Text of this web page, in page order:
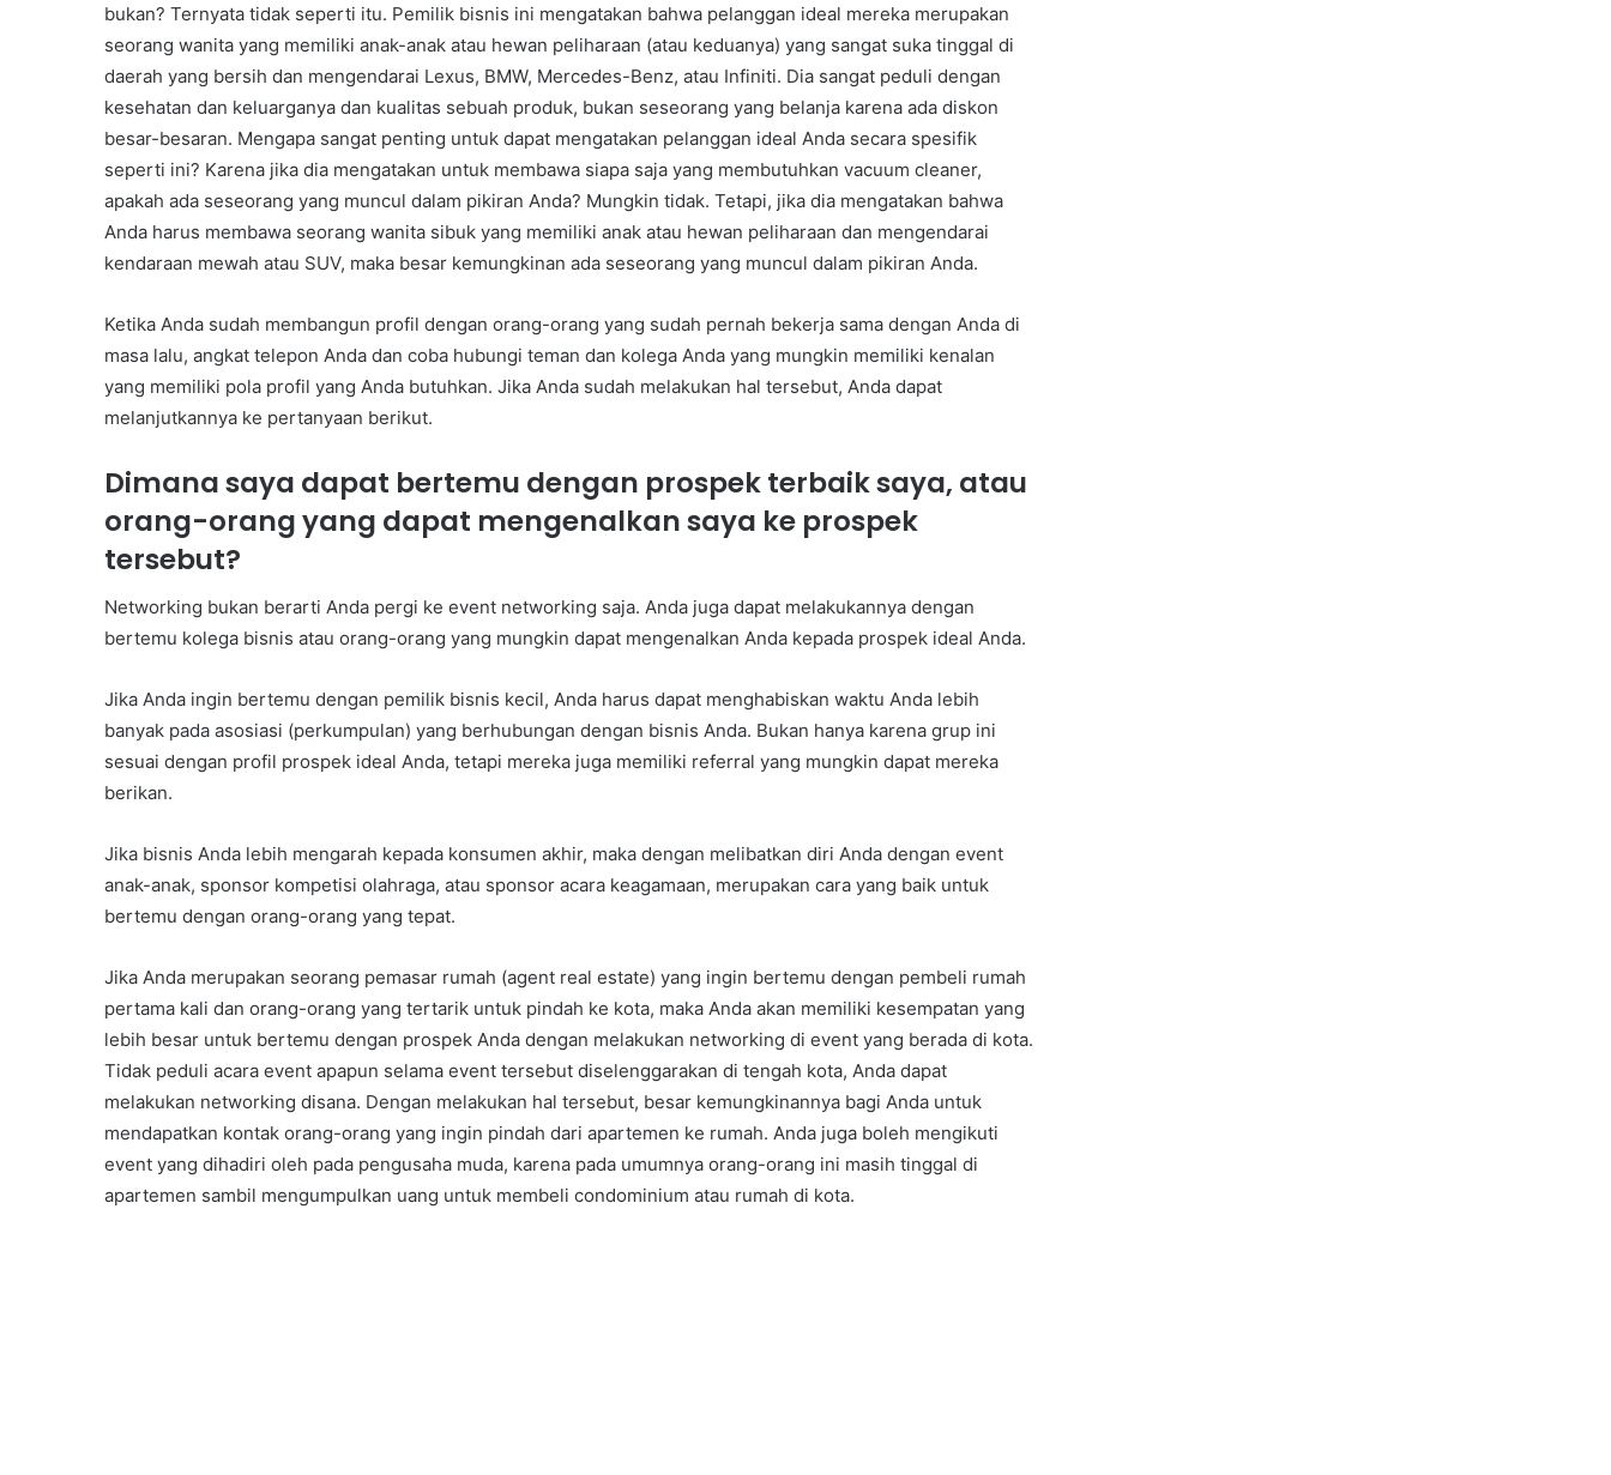
bukan? Ternyata tidak seperti itu. Pemilik bisnis ini mengatakan bahwa pelanggan ideal mereka merupakan
seorang wanita yang memiliki anak-anak atau hewan peliharaan (atau keduanya) yang sangat suka tinggal di
daerah yang bersih dan mengendarai Lexus, BMW, Mercedes-Benz, atau Infiniti. Dia sangat peduli dengan
kesehatan dan keluarganya dan kualitas sebuah produk, bukan seseorang yang belanja karena ada diskon
besar-besaran. Mengapa sangat penting untuk dapat mengatakan pelanggan ideal Anda secara spesifik
seperti ini? Karena jika dia mengatakan untuk membawa siapa saja yang membutuhkan vacuum cleaner,
apakah ada seseorang yang muncul dalam pikiran Anda? Mungkin tidak. Tetapi, jika dia mengatakan bahwa
Anda harus membawa seorang wanita sibuk yang memiliki anak atau hewan peliharaan dan mengendarai
kendaraan mewah atau SUV, maka besar kemungkinan ada seseorang yang muncul dalam pikiran Anda.
Ketika Anda sudah membangun profil dengan orang-orang yang sudah pernah bekerja sama dengan Anda di
masa lalu, angkat telepon Anda dan coba hubungi teman dan kolega Anda yang mungkin memiliki kenalan
yang memiliki pola profil yang Anda butuhkan. Jika Anda sudah melakukan hal tersebut, Anda dapat
melanjutkannya ke pertanyaan berikut.
Dimana saya dapat bertemu dengan prospek terbaik saya, atau
orang-orang yang dapat mengenalkan saya ke prospek
tersebut?
Networking bukan berarti Anda pergi ke event networking saja. Anda juga dapat melakukannya dengan
bertemu kolega bisnis atau orang-orang yang mungkin dapat mengenalkan Anda kepada prospek ideal Anda.
Jika Anda ingin bertemu dengan pemilik bisnis kecil, Anda harus dapat menghabiskan waktu Anda lebih
banyak pada asosiasi (perkumpulan) yang berhubungan dengan bisnis Anda. Bukan hanya karena grup ini
sesuai dengan profil prospek ideal Anda, tetapi mereka juga memiliki referral yang mungkin dapat mereka
berikan.
Jika bisnis Anda lebih mengarah kepada konsumen akhir, maka dengan melibatkan diri Anda dengan event
anak-anak, sponsor kompetisi olahraga, atau sponsor acara keagamaan, merupakan cara yang baik untuk
bertemu dengan orang-orang yang tepat.
Jika Anda merupakan seorang pemasar rumah (agent real estate) yang ingin bertemu dengan pembeli rumah
pertama kali dan orang-orang yang tertarik untuk pindah ke kota, maka Anda akan memiliki kesempatan yang
lebih besar untuk bertemu dengan prospek Anda dengan melakukan networking di event yang berada di kota.
Tidak peduli acara event apapun selama event tersebut diselenggarakan di tengah kota, Anda dapat
melakukan networking disana. Dengan melakukan hal tersebut, besar kemungkinannya bagi Anda untuk
mendapatkan kontak orang-orang yang ingin pindah dari apartemen ke rumah. Anda juga boleh mengikuti
event yang dihadiri oleh pada pengusaha muda, karena pada umumnya orang-orang ini masih tinggal di
apartemen sambil mengumpulkan uang untuk membeli condominium atau rumah di kota.